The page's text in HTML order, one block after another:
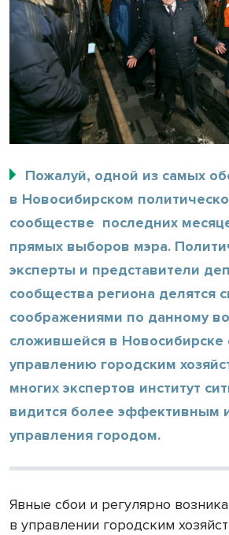
Пожалуй, одной из самых
в Новосибирском
сообществе последних
прямых выборов мэра.
эксперты и представители
сообщества региона делятся
соображениями по данному
сложившейся в Новосибирске
управлению городским
многих экспертов институт
видится более эффективным
управления городом.
Явные сбои и регулярно
в управлении городским